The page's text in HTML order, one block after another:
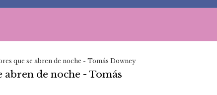
que se abren de noche - Tomás Downey
abren de noche - Tomás